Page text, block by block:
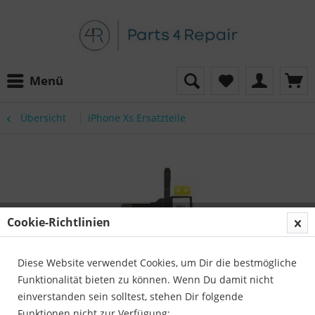
Menü
Übersicht iPhone Xs Ersatzteile
Cookie-Richtlinien
Diese Website verwendet Cookies, um Dir die bestmögliche
Funktionalität bieten zu können. Wenn Du damit nicht
einverstanden sein solltest, stehen Dir folgende